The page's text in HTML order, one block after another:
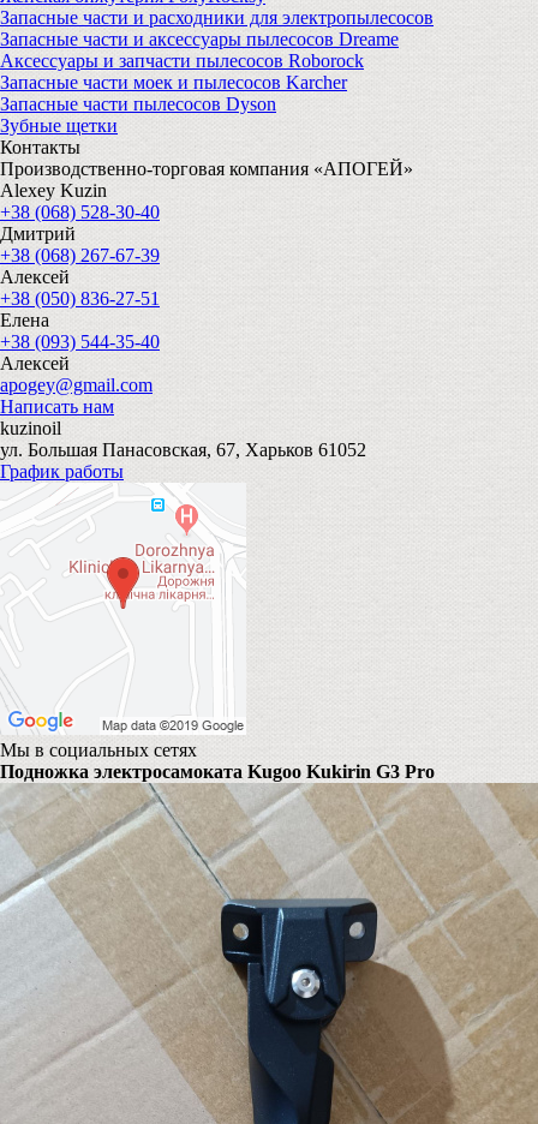
Запасные части и расходники для электропылесосов
Запасные части и аксессуары пылесосов Dreame
Аксессуары и запчасти пылесосов Roborock
Запасные части моек и пылесосов Karcher
Запасные части пылесосов Dyson
Зубные щетки
Контакты
Производственно-торговая компания «АПОГЕЙ»
Alexey Kuzin
+38 (068) 528-30-40
Дмитрий
+38 (068) 267-67-39
Алексей
+38 (050) 836-27-51
Елена
+38 (093) 544-35-40
Алексей
apogey@gmail.com
Написать нам
kuzinoil
ул. Большая Панасовская, 67, Харьков 61052
График работы
Мы в социальных сетях
Подножка электросамоката Kugoo Kukirin G3 Pro